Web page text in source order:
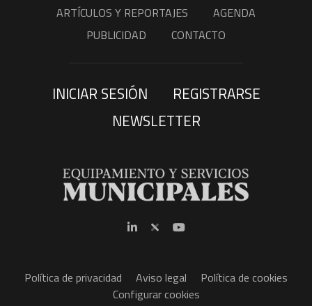
ARTÍCULOS Y REPORTAJES
AGENDA
PUBLICIDAD
CONTACTO
INICIAR SESIÓN
REGISTRARSE
NEWSLETTER
Política de privacidad Aviso legal
Política de cookies
Configurar cookies